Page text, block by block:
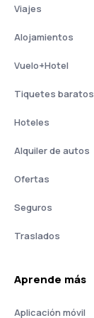
Viajes
Alojamientos
Vuelo+Hotel
Tiquetes baratos
Hoteles
Alquiler de autos
Ofertas
Seguros
Traslados
Aprende más
Aplicación móvil